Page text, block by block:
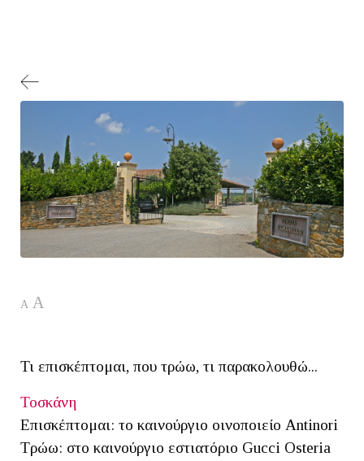
A A
Τι επισκέπτομαι, που τρώω, τι παρακολουθώ...
Τοσκάνη
Επισκέπτομαι: το καινούργιο οινοποιείο Antinori
Τρώω: στο καινούργιο εστιατόριο Gucci Osteria